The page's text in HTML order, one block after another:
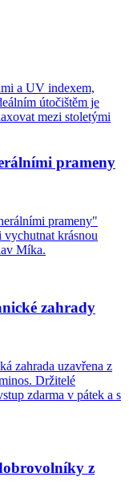
a UV indexem,
útočištěm je
mezi stoletými
prameny
prameny"
krásnou
Míka.
zahrady
zahrada uzavřena z
Držitelé
zdarma v pátek a s
z